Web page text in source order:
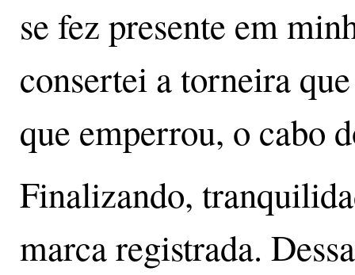
se fez presente em
consertei a torneira
que emperrou, o cabo
Finalizando,
marca registrada.